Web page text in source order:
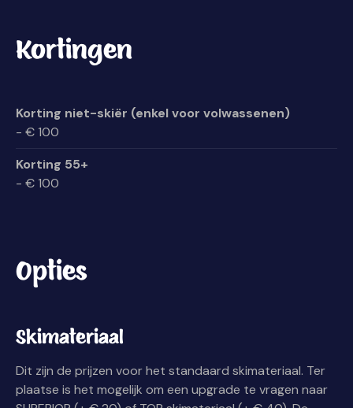
Kortingen
Korting niet-skiër (enkel voor volwassenen)
- € 100
Korting 55+
- € 100
Opties
Skimateriaal
Dit zijn de prijzen voor het standaard skimateriaal. Ter
plaatse is het mogelijk om een upgrade te vragen naar